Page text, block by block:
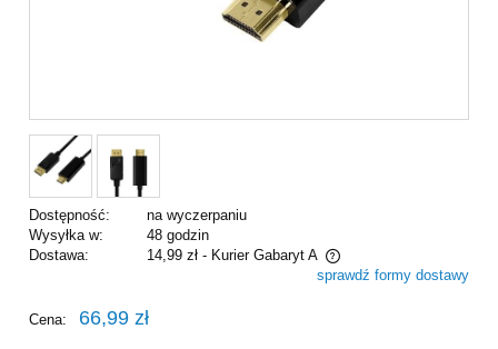
Dostępność:
na wyczerpaniu
Wysyłka w:
48 godzin
Dostawa:
14,99 zł - Kurier Gabaryt A
Cena nie zawiera ewentualnych kosztów płatnościsprawdź formy dostawy
Cena: 66,99 zł